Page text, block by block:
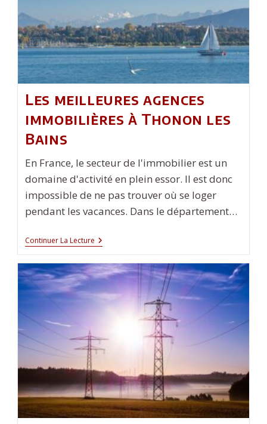
Aérotherme
Au
Gaz
?
Les meilleures agences
immobilières à Thonon les
Bains
En France, le secteur de l'immobilier est un
domaine d'activité en plein essor. Il est donc
impossible de ne pas trouver où se loger
pendant les vacances. Dans le département…
Continuer La Lecture Les
Meilleures
Immobilières
À
Thonon
Les
Bains